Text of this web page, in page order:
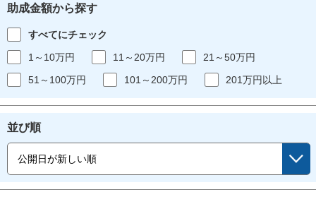
助成金額から探す
すべてにチェック
1～10万円
11～20万円
21～50万円
51～100万円
101～200万円 201万円以上
並び順